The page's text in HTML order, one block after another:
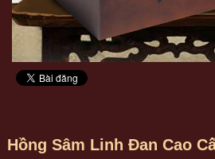
Hồng Sâm Linh Đan Cao